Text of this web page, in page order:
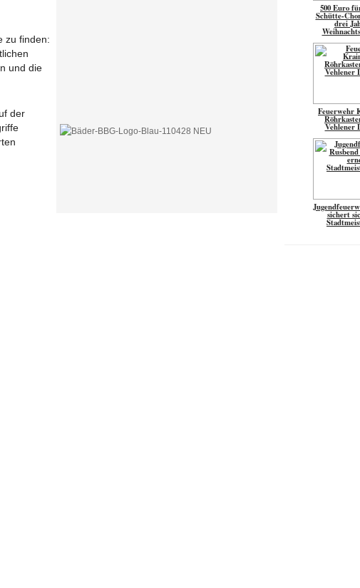
zu finden:
und die
der
500 Euro
Schütte-
drei
Feuerwehr
Vehlener
sichert